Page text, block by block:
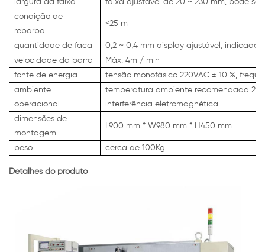
condição de
rebarba
≤25 m
quantidade de faca
0,2 ~ 0,4 mm display ajustável, indicador
velocidade da barra
Máx. 4m / min
fonte de energia
tensão monofásico 220VAC ± 10 %,
ambiente
operacional
temperatura ambiente recomendada 25
interferência eletromagnética
dimensões de
montagem
L900 mm * W980 mm * H450 mm
peso cerca de 100Kg
Detalhes do produto